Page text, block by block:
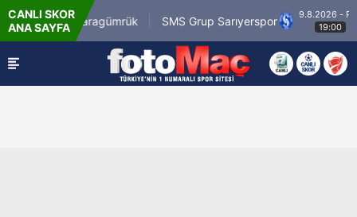
CANLI SKOR
ANA SAYFAKaragümrük SMS Grup Sarıyerspor
9.8.2026 - Paz
19:00